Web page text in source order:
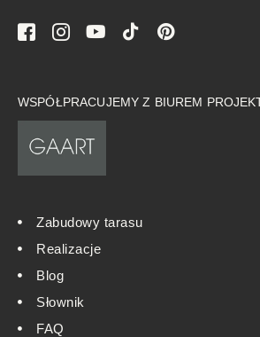
WSPÓŁPRACUJEMY Z BIUREM
Zabudowy tarasu
Realizacje
Blog
Słownik
FAQ